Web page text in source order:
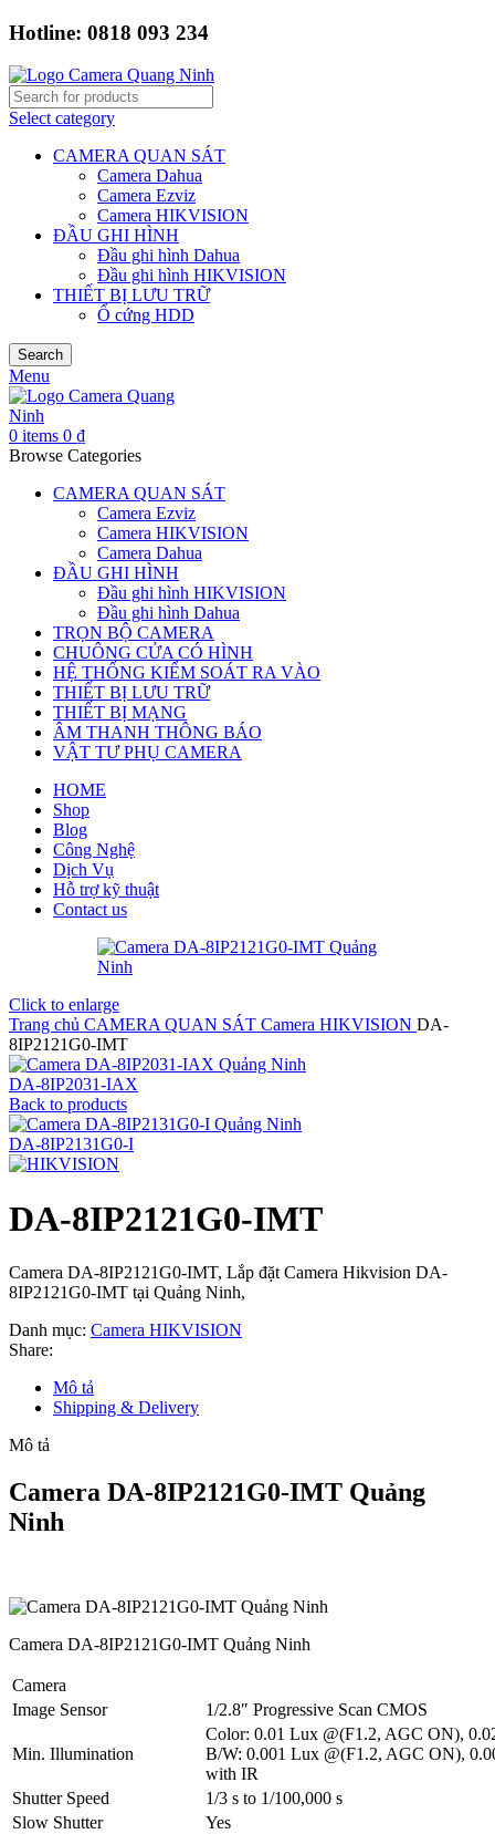
Hotline: 0818 093 234
Select category
CAMERA QUAN SÁT
Camera Dahua
Camera Ezviz
Camera HIKVISION
ĐẦU GHI HÌNH
Đầu ghi hình Dahua
Đầu ghi hình HIKVISION
THIẾT BỊ LƯU TRỮ
Ổ cứng HDD
Search
Menu
0 items 0 ₫
Browse Categories
CAMERA QUAN SÁT
Camera Ezviz
Camera HIKVISION
Camera Dahua
ĐẦU GHI HÌNH
Đầu ghi hình HIKVISION
Đầu ghi hình Dahua
TRỌN BỘ CAMERA
CHUÔNG CỬA CÓ HÌNH
HỆ THỐNG KIỂM SOÁT RA VÀO
THIẾT BỊ LƯU TRỮ
THIẾT BỊ MẠNG
ÂM THANH THÔNG BÁO
VẬT TƯ PHỤ CAMERA
HOME
Shop
Blog
Công Nghệ
Dịch Vụ
Hỗ trợ kỹ thuật
Contact us
Click to enlarge
Trang chủ CAMERA QUAN SÁT Camera HIKVISION DA-
8IP2121G0-IMT
DA-8IP2031-IAX
Back to products
DA-8IP2131G0-I
DA-8IP2121G0-IMT
Camera DA-8IP2121G0-IMT, Lắp đặt Camera Hikvision DA-
8IP2121G0-IMT tại Quảng Ninh,
Danh mục: Camera HIKVISION
Share:
Mô tả
Shipping & Delivery
Mô tả
Camera DA-8IP2121G0-IMT Quảng
Ninh
Camera DA-8IP2121G0-IMT Quảng Ninh
Camera
Image Sensor
1/2.8″ Progressive Scan CMOS
Min. Illumination
Color: 0.01 Lux @(F1.2, AGC ON),
B/W: 0.001 Lux @(F1.2, AGC ON),
with IR
Shutter Speed
1/3 s to 1/100,000 s
Slow Shutter
Yes